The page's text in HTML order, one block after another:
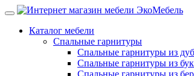
Каталог мебели
Спальные гарнитуры
Спальные гарнитуры из
Спальные гарнитуры из
Спальные гарнитуры из